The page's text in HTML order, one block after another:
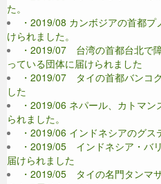
た。
・2019/08 カンボジアの首都
けられました。
・2019/07 台湾の首都台北で
っている団体に届けられました
・2019/07 タイの首都バンコ
した
・2019/06 ネパール、カトマ
られました。
・2019/06 インドネシアのグス
・2019/05 インドネシア・バ
届けられました
・2019/05 タイの名門タンマ